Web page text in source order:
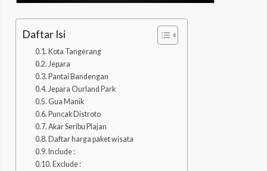
Daftar Isi
Kota Tangerang
Jepara
Pantai Bandengan
Jepara Ourland Park
Gua Manik
Puncak Distroto
Akar Seribu Plajan
Daftar harga paket wisata
Include :
Exclude :